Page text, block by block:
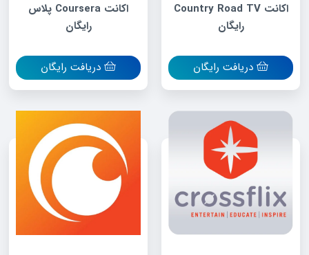
اکانت Country Road TV
رایگان
دریافت رایگان
اکانت Coursera پلاس
رایگان
دریافت رایگان